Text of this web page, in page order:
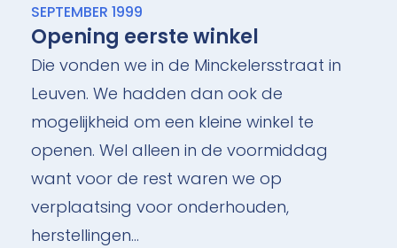
SEPTEMBER 1999
Opening eerste winkel
Die vonden we in de Minckelersstraat in
Leuven. We hadden dan ook de
mogelijkheid om een kleine winkel te
openen. Wel alleen in de voormiddag
want voor de rest waren we op
verplaatsing voor onderhouden,
herstellingen…